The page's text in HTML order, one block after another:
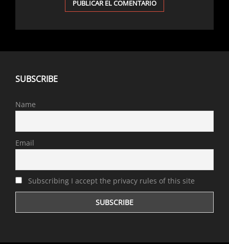
SUBSCRIBE
Name
Email
Subscribing I accept the privacy rules of this site